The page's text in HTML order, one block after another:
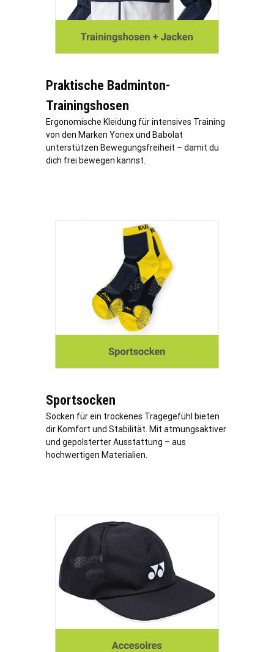
Praktische Badminton-
Trainingshosen
Ergonomische Kleidung für intensives Training
von den Marken Yonex und Babolat
unterstützen Bewegungsfreiheit – damit du
dich frei bewegen kannst.
Sportsocken
Socken für ein trockenes Tragegefühl bieten
dir Komfort und Stabilität. Mit atmungsaktiver
und gepolsterter Ausstattung – aus
hochwertigen Materialien.